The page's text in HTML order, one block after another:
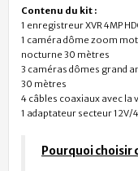
Contenu du kit :
1 enregistreur XVR 4MP
1 caméra dôme zoom
nocturne 30 mètres
3 caméras dômes grand
30 mètres
4 câbles coaxiaux avec
1 adaptateur secteur 12V/
Pourquoi choisir